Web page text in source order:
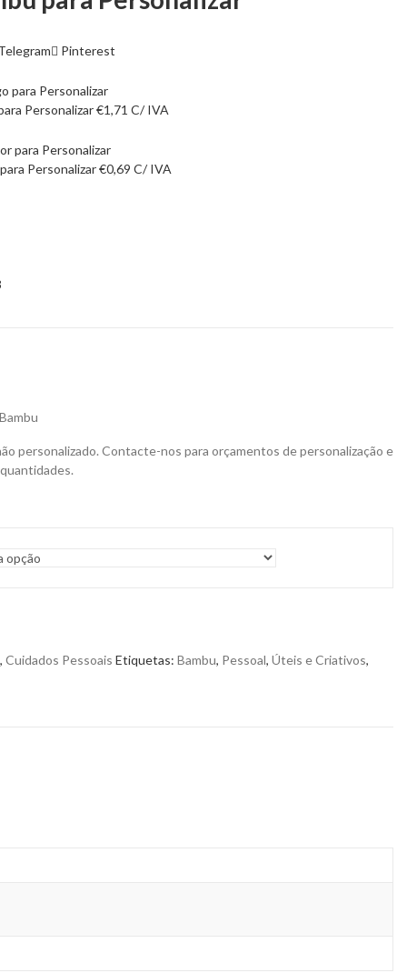
Pinterest
Personalizar€1,71 C/ IVA
Personalizar€0,69 C/ IVA
personalizado. Contacte-nos para orçamentos de personalização e
, Cuidados Pessoais Etiquetas: Bambu, Pessoal, Úteis e Criativos,